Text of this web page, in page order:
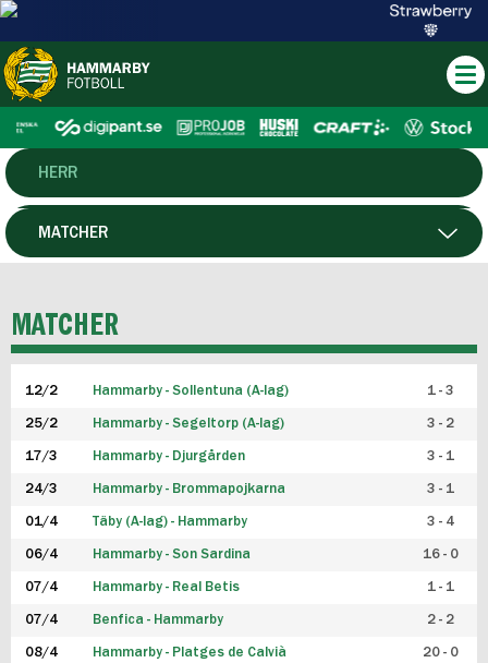
HERR
DAM
P19
F19
FUTSAL HERR
FUTSAL DAM
MATCHER
MATCHER
12/2 Hammarby - Sollentuna (A-lag) 1 - 3
25/2 Hammarby - Segeltorp (A-lag) 3 - 2
17/3 Hammarby - Djurgården 3 - 1
24/3 Hammarby - Brommapojkarna 3 - 1
01/4 Täby (A-lag) - Hammarby 3 - 4
06/4 Hammarby - Son Sardina 16 - 0
07/4 Hammarby - Real Betis 1 - 1
07/4 Benfica - Hammarby 2 - 2
08/4 Hammarby - Platges de Calvià 20 - 0